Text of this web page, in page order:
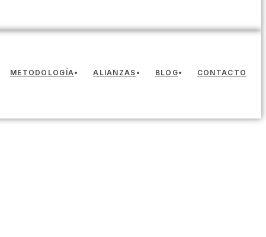
METODOLOGÍA ALIANZAS BLOG CONTACTO